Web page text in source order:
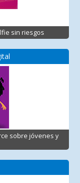
sin riesgos
sobre jóvenes y